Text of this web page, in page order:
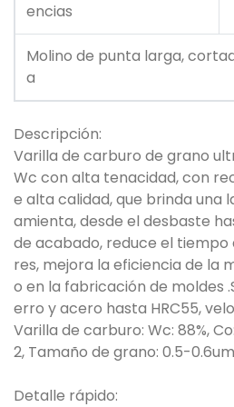
encias
Molino de punta larga,
a
Descripción:
Varilla de carburo de grano
Wc con alta tenacidad, con
e alta calidad, que brinda una
amienta, desde el desbaste
de acabado, reduce el
res, mejora la eficiencia de la
o en la fabricación de moldes
erro y acero hasta HRC55,
Varilla de carburo: Wc: 88%,
2, Tamaño de grano: 0.5-0.6um
Detalle rápido: